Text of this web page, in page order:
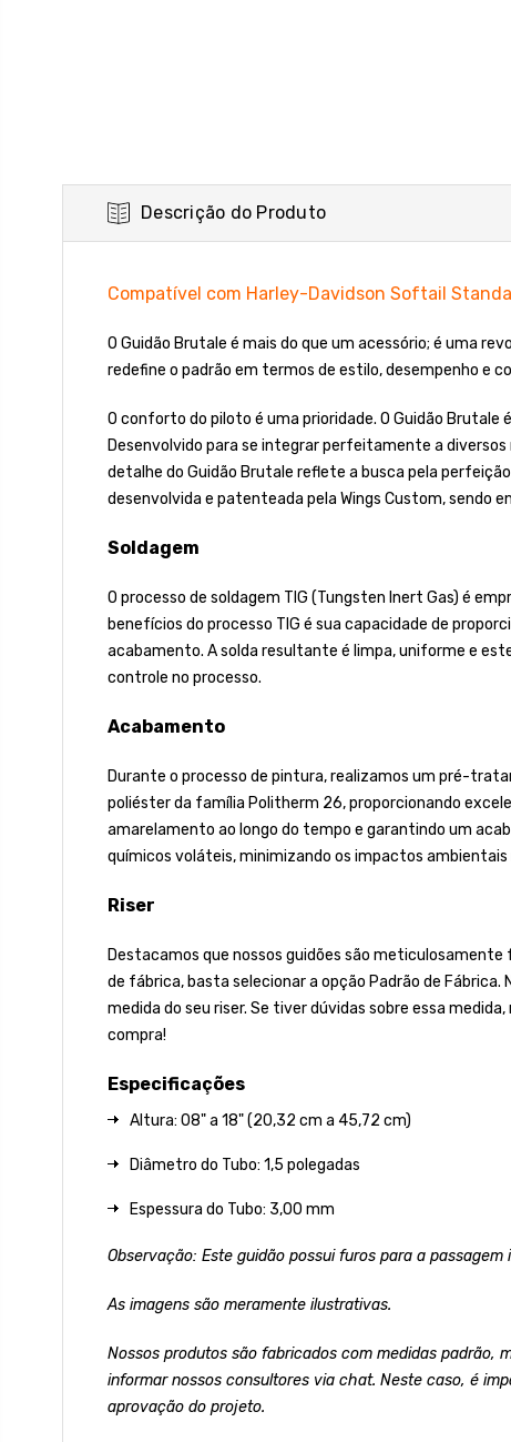
Descrição do Produto
Compatível com Harley-Davidson Softail
O Guidão Brutale é mais do que um acessório; é uma
redefine o padrão em termos de estilo, desempenho e
O conforto do piloto é uma prioridade. O Guidão
Desenvolvido para se integrar perfeitamente a
detalhe do Guidão Brutale reflete a busca pela
desenvolvida e patenteada pela Wings Custom, sendo
Soldagem
O processo de soldagem TIG (Tungsten Inert Gas) é
benefícios do processo TIG é sua capacidade de
acabamento. A solda resultante é limpa, uniforme e
controle no processo.
Acabamento
Durante o processo de pintura, realizamos um pré-
poliéster da família Politherm 26, proporcionando
amarelamento ao longo do tempo e garantindo um
químicos voláteis, minimizando os impactos
Riser
Destacamos que nossos guidões são meticulosamente
de fábrica, basta selecionar a opção Padrão de
medida do seu riser. Se tiver dúvidas sobre essa
compra!
Especificações
Altura: 08" a 18" (20,32 cm a 45,72 cm)
Diâmetro do Tubo: 1,5 polegadas
Espessura do Tubo: 3,00 mm
Observação: Este guidão possui furos para a
As imagens são meramente ilustrativas.
Nossos produtos são fabricados com medidas padrão,
informar nossos consultores via chat. Neste caso, é
aprovação do projeto.